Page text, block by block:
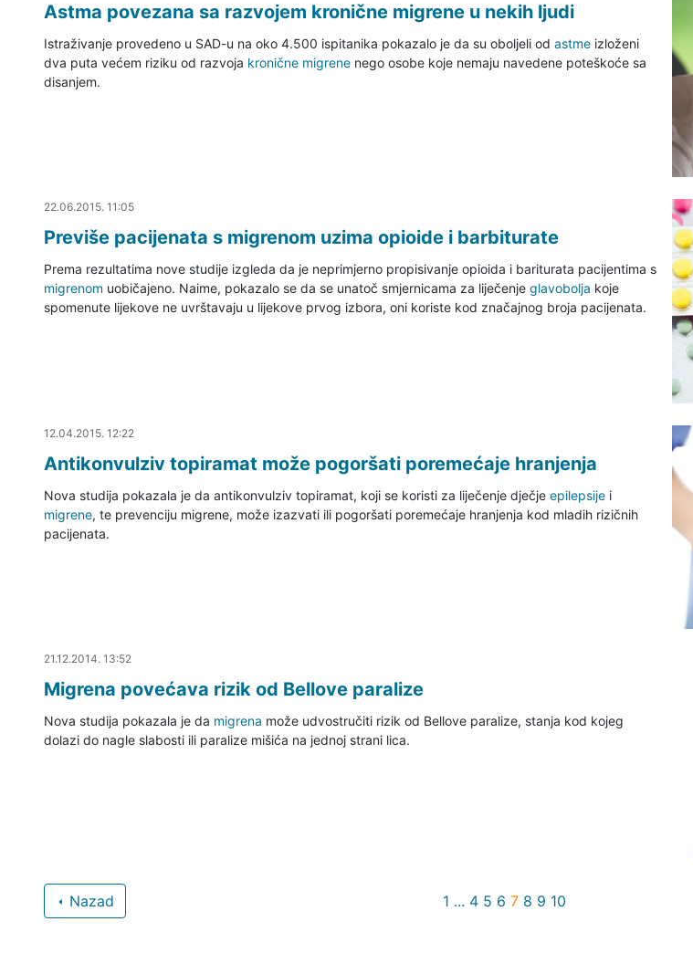
Astma povezana sa razvojem kronične migrene u nekih ljudi
Istraživanje provedeno u SAD-u na oko 4.500 ispitanika pokazalo je da su oboljeli od astmeizloženi
dva puta većem riziku od razvoja kronične migrenenego osobe koje nemaju navedene poteškoće sa
disanjem.
22.06.2015. 11:28
22.06.2015. 11:05
Previše pacijenata s migrenom uzima opioide i barbiturate
Prema rezultatima nove studije izgleda da je neprimjerno propisivanje opioida i bariturata pacijentima s
migrenom uobičajeno. Naime, pokazalo se da se unatoč smjernicama za liječenje glavobolja koje
spomenute lijekove ne uvrštavaju u lijekove prvog izbora, oni koriste kod značajnog broja pacijenata.
12.04.2015. 13:34
12.04.2015. 12:22
Antikonvulziv topiramat može pogoršati poremećaje hranjenja
Nova studija pokazala je da antikonvulziv topiramat, koji se koristi za liječenje dječje epilepsijei
migrene, te prevenciju migrene, može izazvati ili pogoršati poremećaje hranjenja kod mladih rizičnih
pacijenata.
21.12.2014. 14:13
21.12.2014. 13:52
Migrena povećava rizik od Bellove paralize
Nova studija pokazala je da migrena može udvostručiti rizik od Bellove paralize, stanja kod kojeg
dolazi do nagle slabosti ili paralize mišića na jednoj strani lica.
Nazad 1 ... 4 5 6 7 8 9 10